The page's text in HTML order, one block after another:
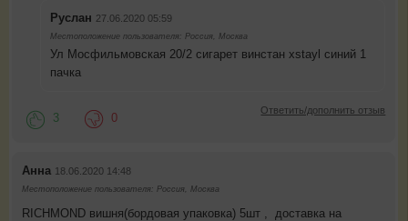
Руслан 27.06.2020 05:59
Местоположение пользователя: Россия, Москва
Ул Мосфильмовская 20/2 сигарет винстан xstayl синий 1
пачка
Ответить/дополнить отзыв
3 0
Анна 18.06.2020 14:48
Местоположение пользователя: Россия, Москва
RICHMOND вишня(бордовая упаковка) 5шт , доставка на